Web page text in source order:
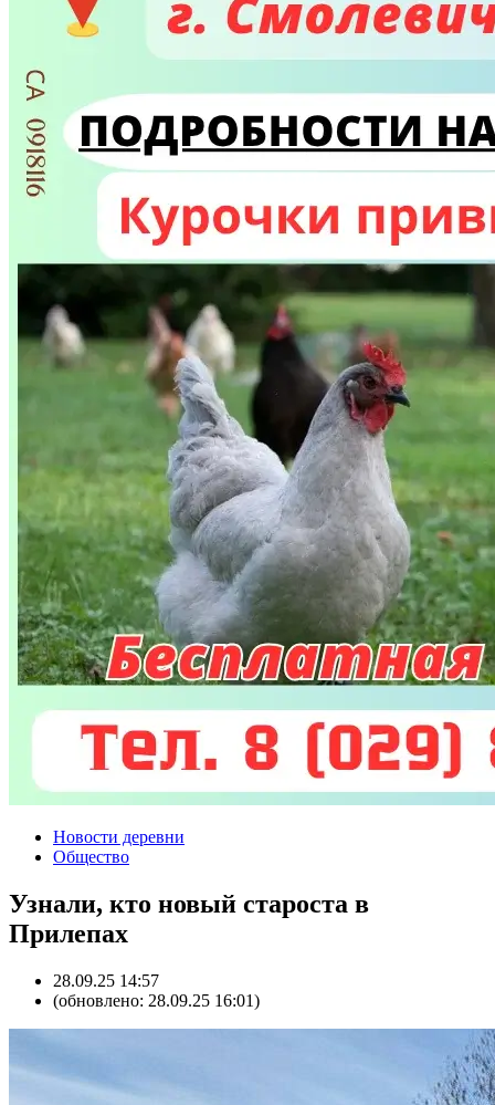
Новости деревни
Общество
Узнали, кто новый староста в
Прилепах
28.09.25 14:57
(обновлено: 28.09.25 16:01)